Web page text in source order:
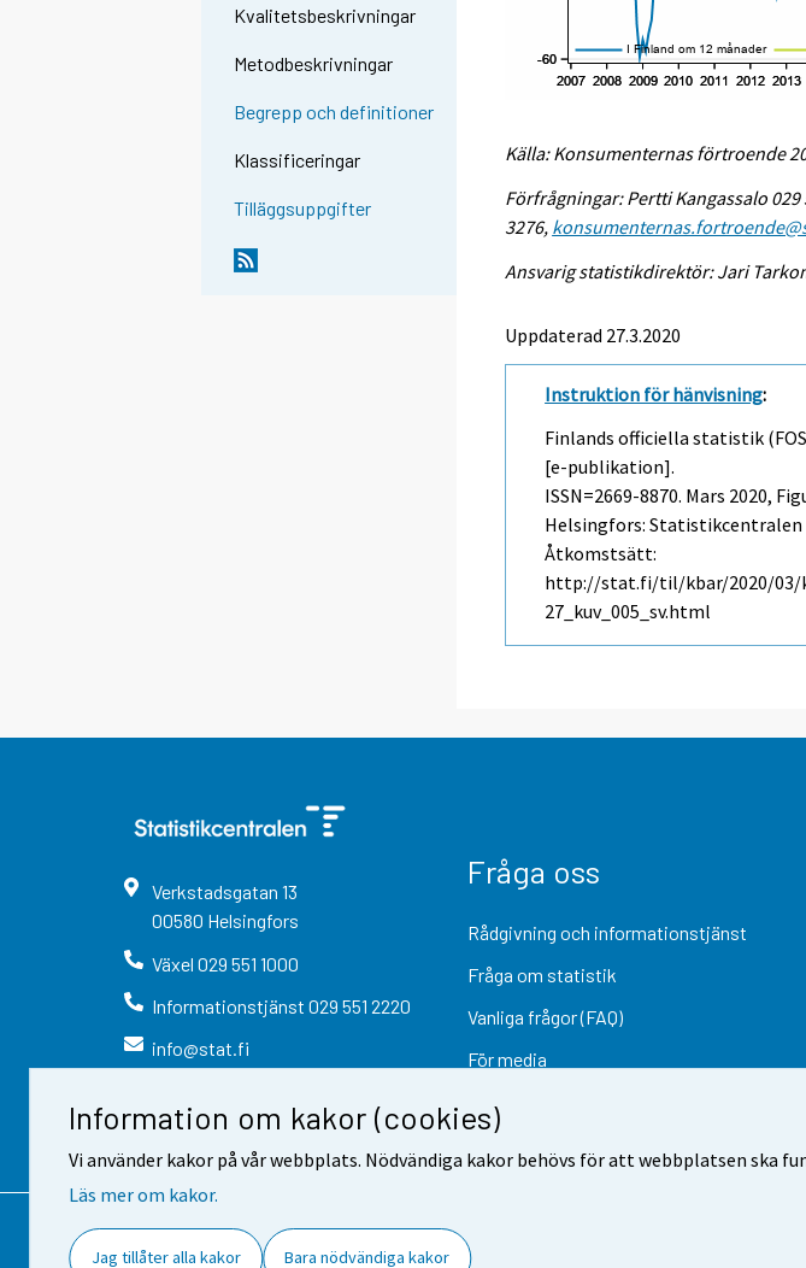
Information om kakor (cookies)
Vi använder kakor på vår webbplats. Nödvändiga kakor behövs för att webbplatsen ska
Läs mer om kakor.
Jag tillåter alla kakor Bara nödvändiga kakor
Kvalitetsbeskrivningar
Metodbeskrivningar
Begrepp och definitioner
Klassificeringar
Tilläggsuppgifter
Källa: Konsumenternas förtroende
Förfrågningar: Pertti Kangassalo 029
3276,
Ansvarig statistikdirektör: Jari
Uppdaterad 27.3.2020
Instruktion för hänvisning:
Finlands officiella statistik
[e-publikation].
ISSN=2669-8870. Mars 2020,
Helsingfors: Statistikcentralen
Åtkomstsätt:
http://stat.fi/til/kbar/2020/03/
27_kuv_005_sv.html
Verkstadsgatan 13
00580 Helsingfors
Växel 029 551 1000
Informationstjänst 029 551 2220
info@stat.fi
Fråga oss
Rådgivning och informationstjänst
Fråga om statistik
Vanliga frågor (FAQ)
För media
Kontaktinformation Respons